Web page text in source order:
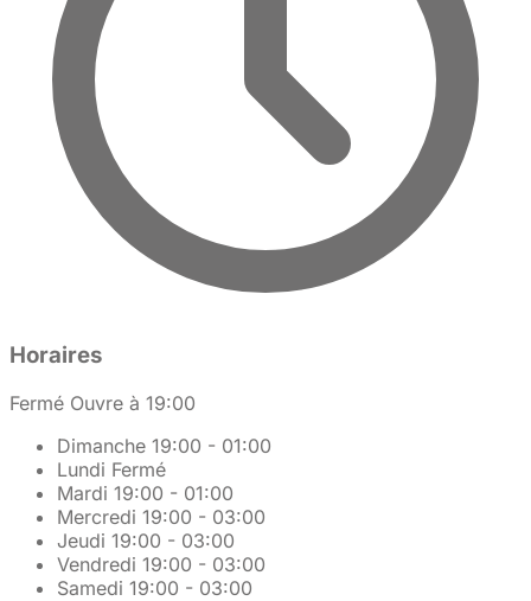
Horaires
Fermé Ouvre à 19:00
Dimanche 19:00 - 01:00
Lundi Fermé
Mardi 19:00 - 01:00
Mercredi 19:00 - 03:00
Jeudi 19:00 - 03:00
Vendredi 19:00 - 03:00
Samedi 19:00 - 03:00